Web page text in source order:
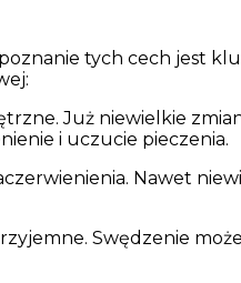
tych cech jest
Już niewielkie
i uczucie pieczenia.
Nawet
Swędzenie